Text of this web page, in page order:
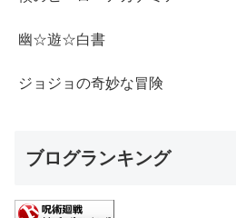
幽☆遊☆白書
ジョジョの奇妙な冒険
ブログランキング